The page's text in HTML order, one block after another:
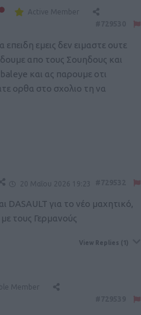
Active Member
εμεις δεν ειμαστε ουτε
απο τους Σουηδους και
και ας παρουμε οτι
ορθα στο σχολιο τη να
20 Μαΐου 2026 19:23
DASAULT για το νέο μαχητικό,
τους Γερμανούς
View Replies (1)
Member